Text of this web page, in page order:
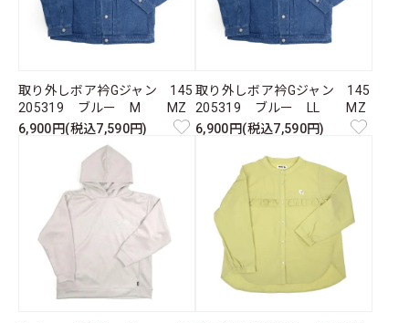
取り外しボア衿Gジャン 145
205319 ブルー M MZ
6,900円(税込7,590円)
取り外しボア衿Gジャン 145
205319 ブルー LL MZ
6,900円(税込7,590円)